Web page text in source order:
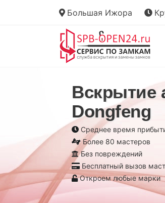
Большая Ижора
Вскрытие
Dongfeng
Среднее время
Более 80 мастеров
Без повреждений
Бесплатный вызов
Откроем любые марки